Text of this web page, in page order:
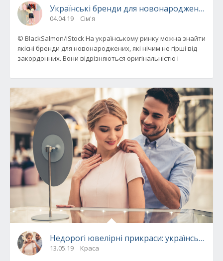
Українські бренди для новонароджених:
04.04.19 Сім'я
© BlackSalmon/iStock На українському ринку можна знайти
якісні бренди для новонароджених, які нічим не гірші від
закордонних. Вони відрізняються оригінальністю і
Недорогі ювелірні прикраси: українські
13.05.19 Краса